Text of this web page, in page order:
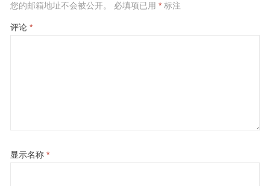
您的邮箱地址不会被公开。 必填项已用 *标注
评论 *
显示名称 *